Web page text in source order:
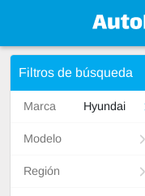
Filtros de búsqueda
Marca Hyundai
Modelo
Región